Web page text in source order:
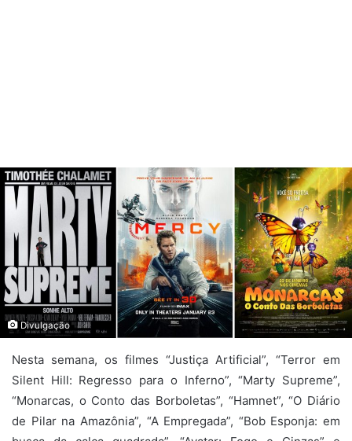
Divulgação
Nesta semana, os filmes “Justiça Artificial”, “Terror em
Silent Hill: Regresso para o Inferno”, “Marty Supreme”,
“Monarcas, o Conto das Borboletas”, “Hamnet”, “O Diário
de Pilar na Amazônia”, “A Empregada”, “Bob Esponja: em